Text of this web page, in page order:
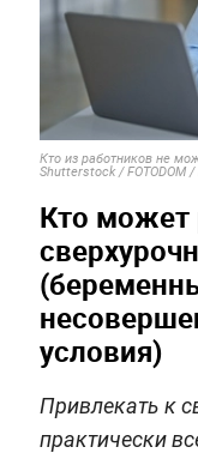
Кто из работников не
Shutterstock / FOTODOM
Кто может
условия)
Привлекать к
практически